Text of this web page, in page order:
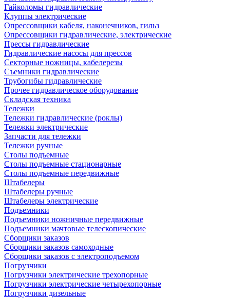
Гайколомы гидравлические
Клуппы электрические
Опрессовщики кабеля, наконечников, гильз
Опрессовщики гидравлические, электрические
Прессы гидравлические
Гидравлические насосы для прессов
Секторные ножницы, кабелерезы
Съемники гидравлические
Трубогибы гидравлические
Прочее гидравлическое оборудование
Складская техника
Тележки
Тележки гидравлические (роклы)
Тележки электрические
Запчасти для тележки
Тележки ручные
Столы подъемные
Столы подъемные стационарные
Столы подъемные передвижные
Штабелеры
Штабелеры ручные
Штабелеры электрические
Подъемники
Подъемники ножничные передвижные
Подъемники мачтовые телескопические
Сборщики заказов
Сборщики заказов самоходные
Сборщики заказов с электроподъемом
Погрузчики
Погрузчики электрические трехопорные
Погрузчики электрические четырехопорные
Погрузчики дизельные